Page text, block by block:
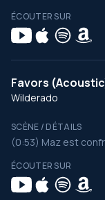
ÉCOUTER SUR
Favors
Wilderado
SCÈNE / DÉTAILS
(0:53) Maz est
ÉCOUTER SUR